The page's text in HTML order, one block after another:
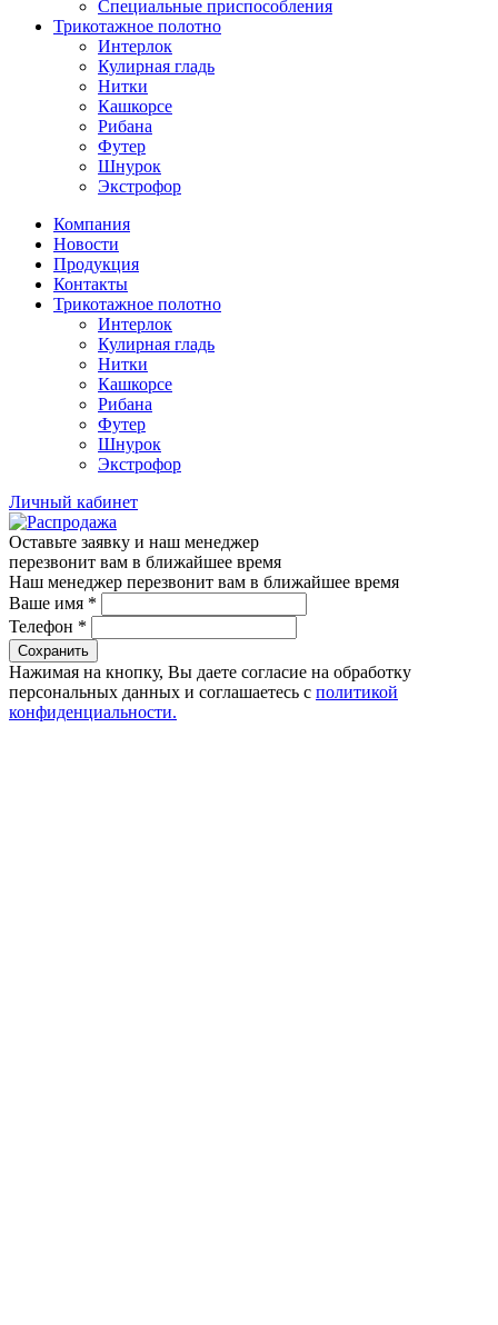
Специальные приспособления
Трикотажное полотно
Интерлок
Кулирная гладь
Нитки
Кашкорсе
Рибана
Футер
Шнурок
Экстрофор
Компания
Новости
Продукция
Контакты
Трикотажное полотно
Интерлок
Кулирная гладь
Нитки
Кашкорсе
Рибана
Футер
Шнурок
Экстрофор
Личный кабинет
Оставьте заявку и наш менеджер
перезвонит вам в ближайшее время
Наш менеджер перезвонит вам в ближайшее время
Ваше имя *
Телефон *
Сохранить
Нажимая на кнопку, Вы даете согласие на обработку
персональных данных и соглашаетесь с политикой
конфиденциальности.